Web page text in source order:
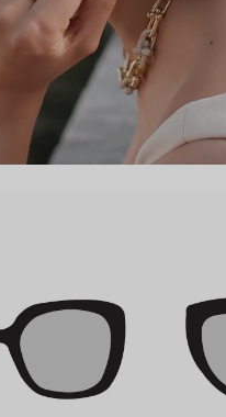
mit einem Tiffany-